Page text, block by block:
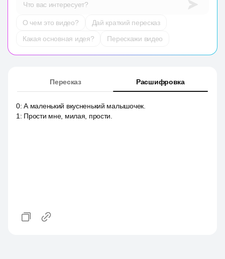
Что вас интересует?
О чем это видео?
Дай краткий пересказ
Какая основная идея?
Перескажи видео
Пересказ Расшифровка
0:А маленький вкусненький малышочек.
1 : Прости мне, милая, прости.